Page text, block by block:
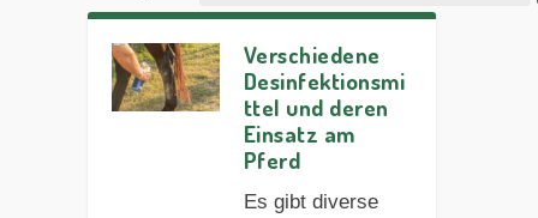
Verschiedene
Desinfektionsmi
ttel und deren
Einsatz am
Pferd
Es gibt diverse